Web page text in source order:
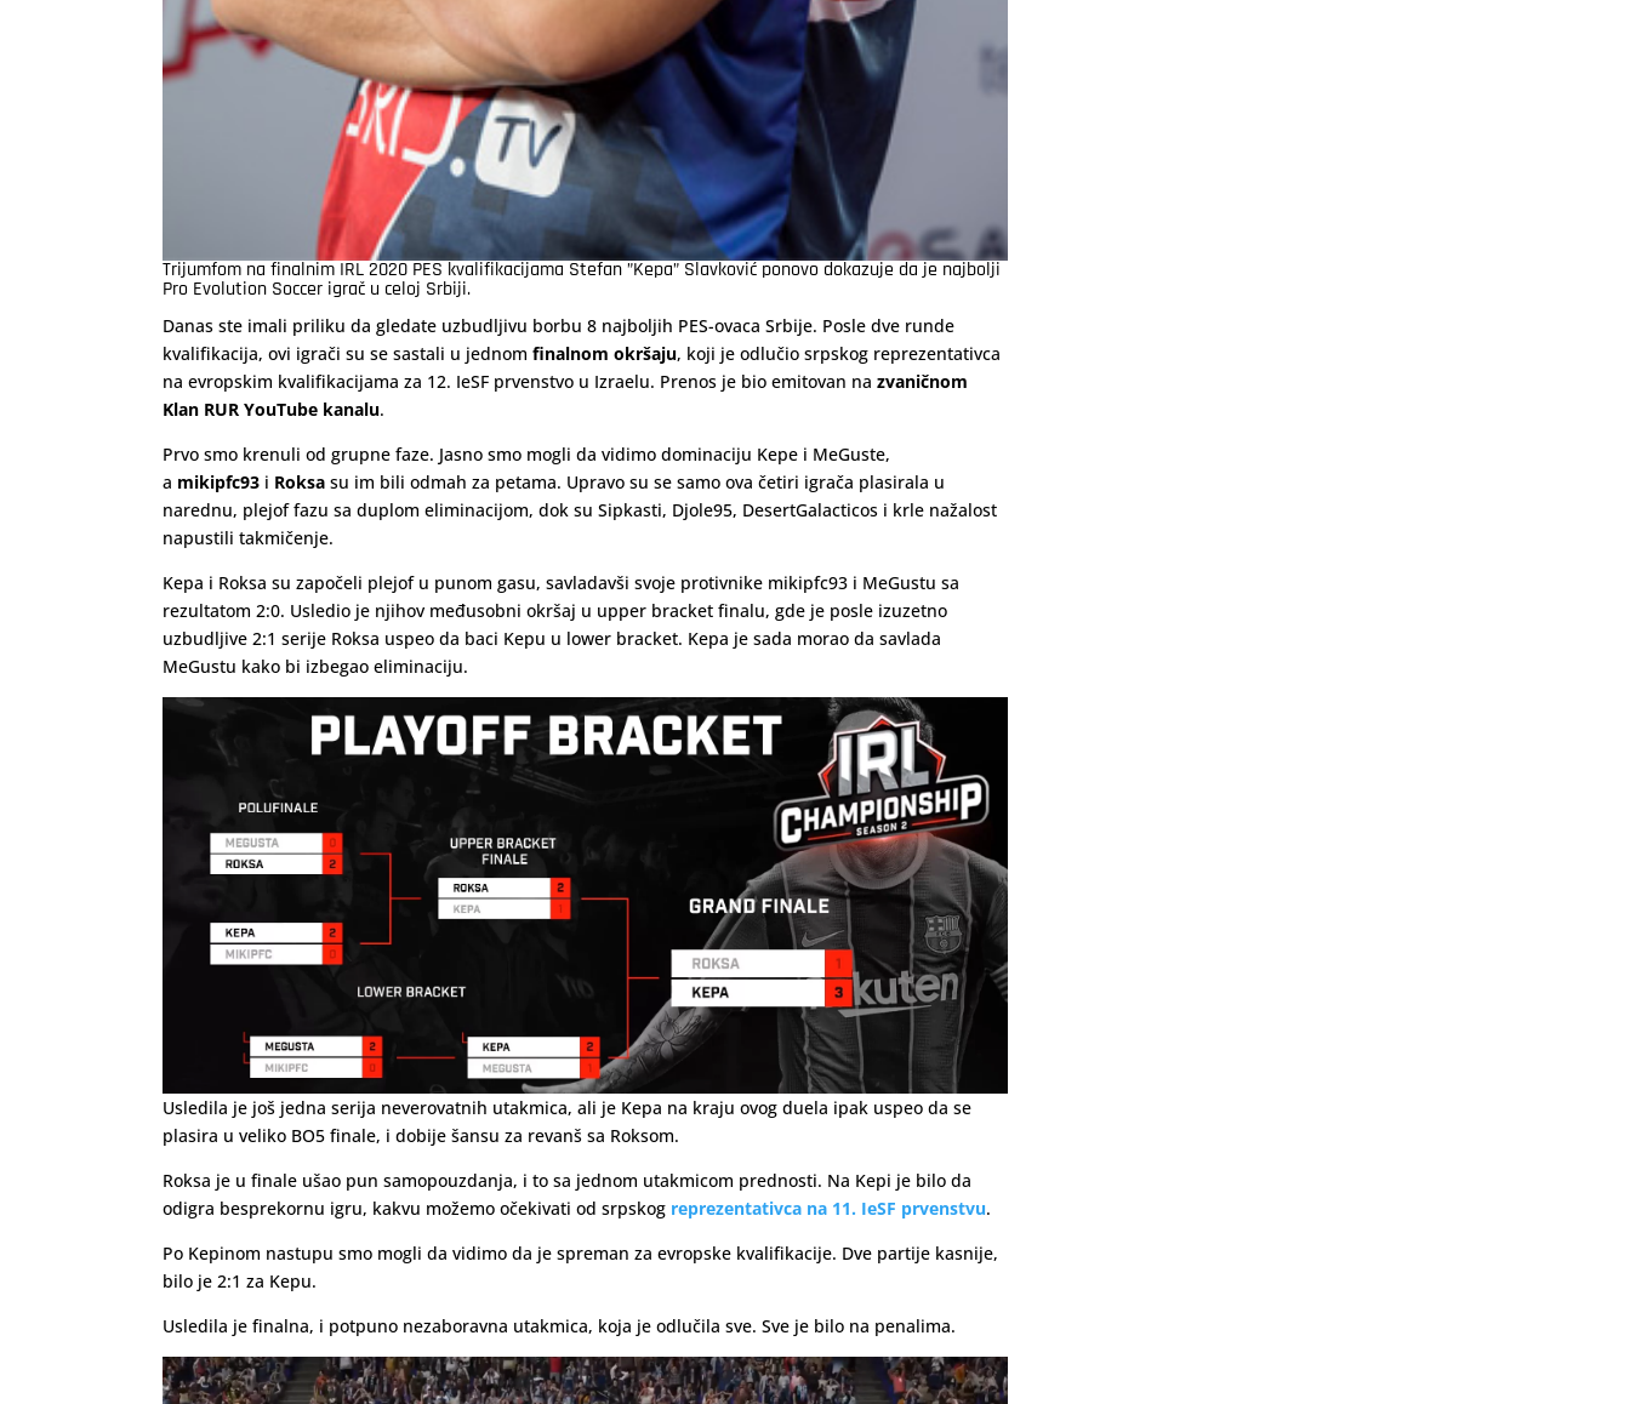
Trijumfom na finalnim IRL 2020 PES kvalifikacijama Stefan ”Kepa” Slavković ponovo dokazuje da je najbolji
Pro Evolution Soccer igrač u celoj Srbiji.
Danas ste imali priliku da gledate uzbudljivu borbu 8 najboljih PES-ovaca Srbije. Posle dve runde
kvalifikacija, ovi igrači su se sastali u jednomfinalnom okršaju, koji je odlučio srpskog reprezentativca
na evropskim kvalifikacijama za 12. IeSF prvenstvo u Izraelu. Prenos je bio emitovan nazvaničnom
Klan RUR YouTube kanalu.
Prvo smo krenuli od grupne faze. Jasno smo mogli da vidimo dominaciju Kepe i MeGuste,
a mikipfc93 i Roksa su im bili odmah za petama. Upravo su se samo ova četiri igrača plasirala u
narednu, plejof fazu sa duplom eliminacijom, dok su Sipkasti, Djole95, DesertGalacticos i krle nažalost
napustili takmičenje.
Kepa i Roksa su započeli plejof u punom gasu, savladavši svoje protivnike mikipfc93 i MeGustu sa
rezultatom 2:0. Usledio je njihov međusobni okršaj u upper bracket finalu, gde je posle izuzetno
uzbudljive 2:1 serije Roksa uspeo da baci Kepu u lower bracket. Kepa je sada morao da savlada
MeGustu kako bi izbegao eliminaciju.
Usledila je još jedna serija neverovatnih utakmica, ali je Kepa na kraju ovog duela ipak uspeo da se
plasira u veliko BO5 finale, i dobije šansu za revanš sa Roksom.
Roksa je u finale ušao pun samopouzdanja, i to sa jednom utakmicom prednosti. Na Kepi je bilo da
odigra besprekornu igru, kakvu možemo očekivati od srpskog reprezentativca na 11. IeSF prvenstvu.
Po Kepinom nastupu smo mogli da vidimo da je spreman za evropske kvalifikacije. Dve partije kasnije,
bilo je 2:1 za Kepu.
Usledila je finalna, i potpuno nezaboravna utakmica, koja je odlučila sve. Sve je bilo na penalima.